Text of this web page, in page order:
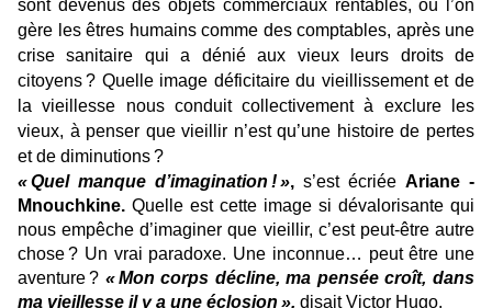
sont devenus des objets commerciaux rentables, où l’on
gère les êtres humains comme des comptables, après une
crise sanitaire qui a dénié aux vieux leurs droits de
citoyens ? Quelle image déficitaire du vieillissement et de
la vieillesse nous conduit collectivement à exclure les
vieux, à penser que vieillir n’est qu’une histoire de pertes
et de diminutions ?
« Quel manque d’imagination ! », s’est écriée Ariane ­
Mnouchkine. Quelle est cette image si dévalorisante qui
nous empêche d’imaginer que vieillir, c’est peut-être autre
chose ? Un vrai paradoxe. Une inconnue… peut être une
aventure ? « Mon corps décline, ma pensée croît, dans
ma vieillesse il y a une éclosion », disait Victor Hugo.